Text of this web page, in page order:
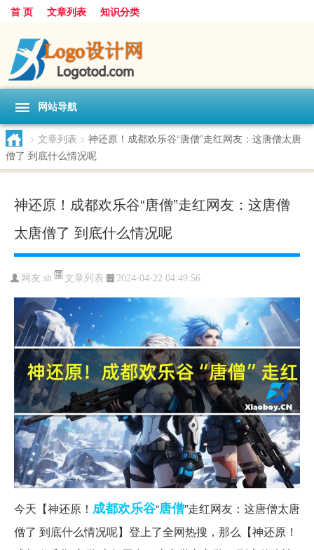
首 页 文章列表 知识分类
网站导航
> 文章列表 > 神还原！成都欢乐谷“唐僧”走红网友：这唐僧太唐
僧了 到底什么情况呢
神还原！成都欢乐谷“唐僧”走红网友：这唐僧
太唐僧了 到底什么情况呢
网友:sh 文章列表 2024-04-22 04:49:56
今天【神还原！ 成都欢乐谷“唐僧”走红网友：这唐僧太唐
僧了 到底什么情况呢】登上了全网热搜，那么【神还原！